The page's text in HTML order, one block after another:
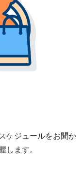
ケジュールをお聞か
ます。